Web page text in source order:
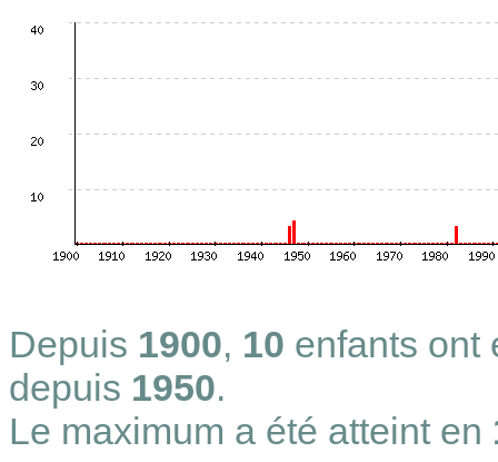
Depuis 1900, 10 enfants ont
depuis 1950.
Le maximum a été atteint en